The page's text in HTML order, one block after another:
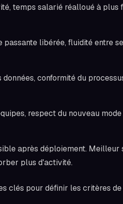
temps salarié réalloué à plus
passante libérée, fluidité entre
conformité du
respect du nouveau
après déploiement.
plus d'activité.